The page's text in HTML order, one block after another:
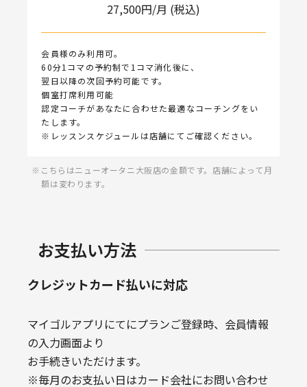
27,500円/月 (税込)
会員様のみ利用可。
60分1コマの予約制で1コマ消化後に、
翌日以降の次回予約可能です。
個室打席利用可能
認定コーチがあなたに合わせた最適なコーチングをい
たします。
※レッスンスケジュールは店舗にてご確認ください。
こちらはニューオータニ大阪店の金額です。店舗によって月
額は変わります。
お支払い方法
クレジットカード払いに対応
マイゴルアプリにてにプランご登録時、会員情報
の入力画面より
お手続きいただけます。
※毎月のお支払い日はカード会社にお問い合わせ